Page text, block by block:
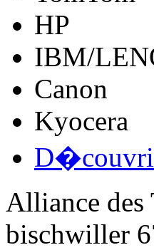
HP
IBM/
Canon
Kyocera
Alliance des
bischwiller